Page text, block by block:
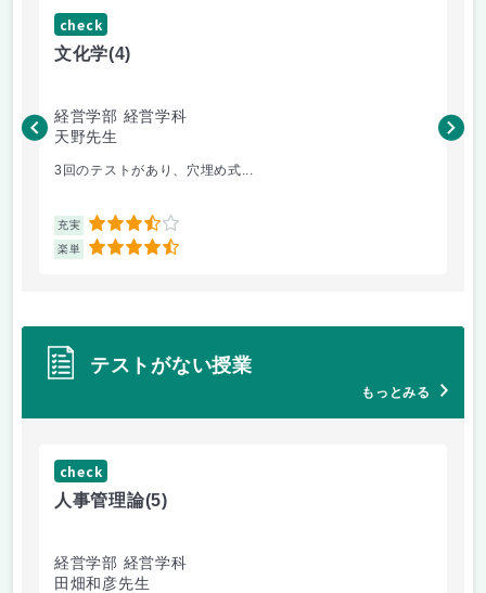
check
文化学(4)
経営学部 経営学科
天野先生
3回のテストがあり、穴埋め式...
充実 3.5
楽単 4.5
天
テストがない授業
もっとみる
check
人事管理論(5)
経営学部 経営学科
田畑和彦先生